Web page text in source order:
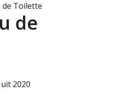
de Toilette
de
2020